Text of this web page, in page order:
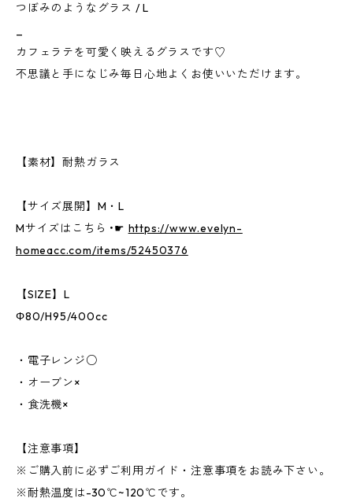
つぼみのようなグラス / L
カフェラテを可愛く映えるグラスです♡
不思議と手になじみ毎日心地よくお使いいただけます。
【素材】耐熱ガラス
【サイズ展開】M・L
Mサイズはこちら •☛ https://www.evelyn-
homeacc.com/items/52450376
【SIZE】L
Φ80/H95/400cc
・電子レンジ○
・オーブン×
・食洗機×
【注意事項】
※ご購入前に必ずご利用ガイド・注意事項をお読み下さい。
※耐熱温度は-30℃~120℃です。